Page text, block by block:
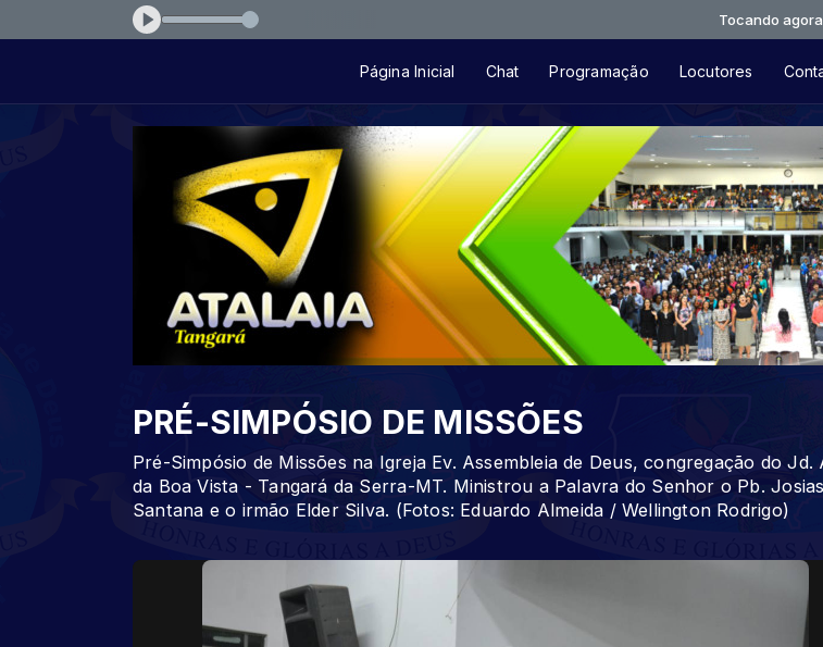
querido-fbe89f Tocando agora:
Página Inicial Chat Programação Locutores
PRÉ-SIMPÓSIO DE MISSÕES
Pré-Simpósio de Missões na Igreja Ev. Assembleia de Deus, congregação do Jd.
da Boa Vista - Tangará da Serra-MT. Ministrou a Palavra do Senhor o Pb. Josias
Santana e o irmão Elder Silva. (Fotos: Eduardo Almeida / Wellington Rodrigo)